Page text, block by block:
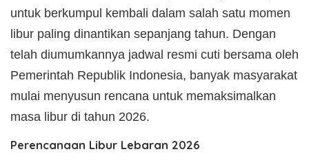
untuk berkumpul kembali dalam salah satu momen
libur paling dinantikan sepanjang tahun. Dengan
telah diumumkannya jadwal resmi cuti bersama oleh
Pemerintah Republik Indonesia, banyak masyarakat
mulai menyusun rencana untuk memaksimalkan
masa libur di tahun 2026.
Perencanaan Libur Lebaran 2026